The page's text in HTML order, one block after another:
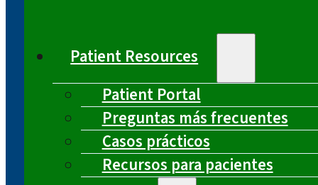
Patient Resources
Patient Portal
Preguntas más frecuentes
Casos prácticos
Recursos para pacientes